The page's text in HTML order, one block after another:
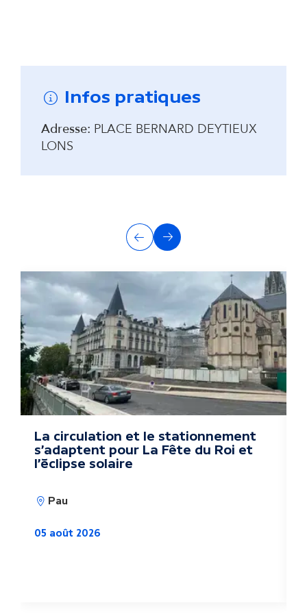
Infos pratiques
Adresse: PLACE BERNARD DEYTIEUX
LONS
u
t
r
e
s
a
PrécédentSuivant
La circulation et le stationnement
s'adaptent pour La Fête du Roi et
l'éclipse solaire
Pau
05 août 2026